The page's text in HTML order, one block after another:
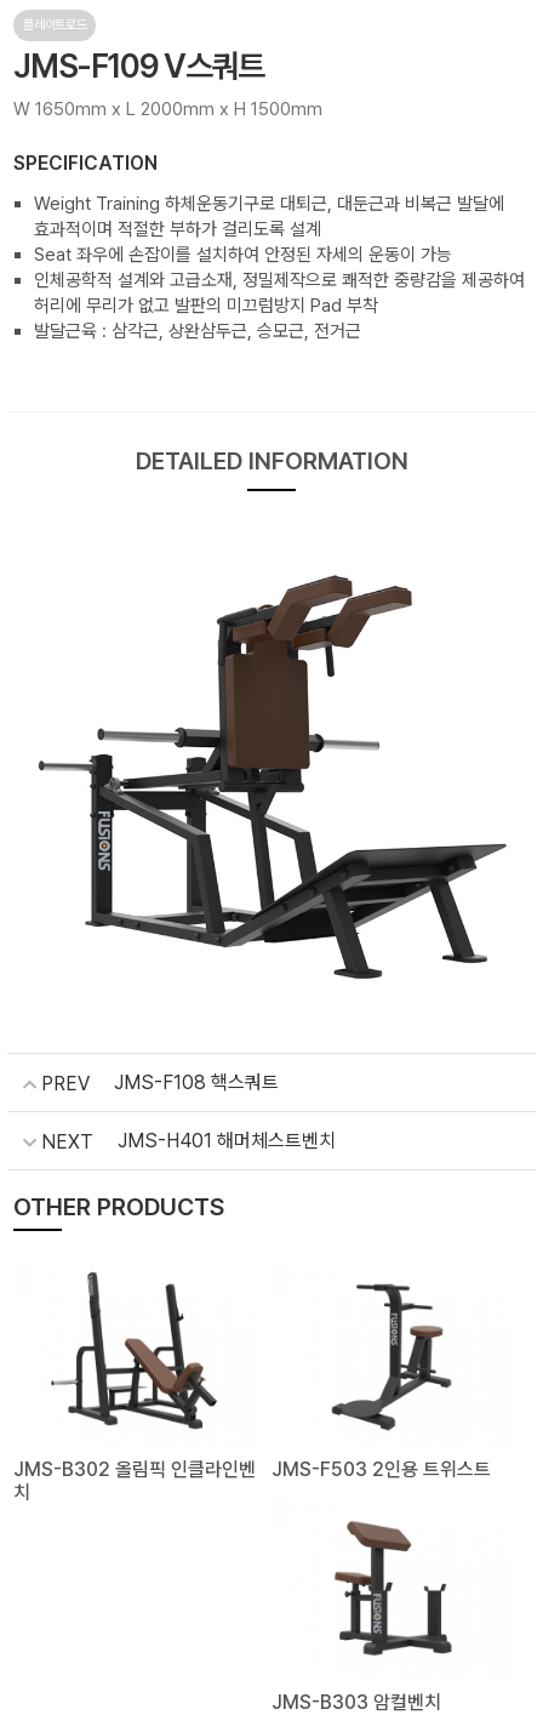
플레이트로드
JMS-F109 V스쿼트
W 1650mm x L 2000mm x H 1500mm
SPECIFICATION
Weight Training 하체운동기구로 대퇴근, 대둔근과 비복근 발달에
효과적이며 적절한 부하가 걸리도록 설계
Seat 좌우에 손잡이를 설치하여 안정된 자세의 운동이 가능
인체공학적 설계와 고급소재, 정밀제작으로 쾌적한 중량감을 제공하여
허리에 무리가 없고 발판의 미끄럼방지 Pad 부착
발달근육 : 삼각근, 상완삼두근, 승모근, 전거근
DETAILED INFORMATION
PREV JMS-F108 핵스쿼트
NEXT JMS-H401 해머체스트벤치
OTHER PRODUCTS
JMS-B302 올림픽 인클라인벤
치
JMS-F503 2인용 트위스트
JMS-B303 암컬벤치